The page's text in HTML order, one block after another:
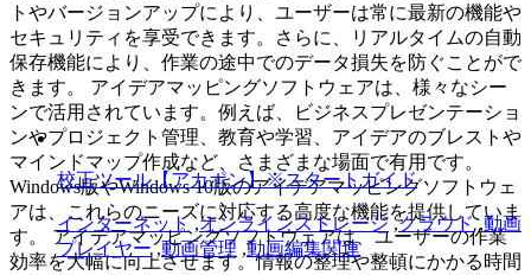
トやバージョンアップにより、ユーザーは常に最新の機能や
セキュリティを享受できます。さらに、リアルタイムの自動
保存機能により、作業の途中でのデータ損失を防ぐことがで
きます。 アイデアマッピングソフトウェアは、様々なシー
ンで活用されています。例えば、ビジネスプレゼンテーショ
ンやプロジェクト管理、教育や学習、アイデアのブレストや
マインドマップ作成など、さまざまな場面で有用です。
Windows版やWindows 10版のアイデアマッピングソフトウェ
アは、これらのニーズに対応する高度な機能を提供していま
す。 アイデアマッピングソフトウェアは、ユーザーの作業
効率を大幅に向上させます。情報の整理や整頓にかかる時間
校正ツール【アカポン】※スタートガイド
インターネット ,オンラインストレージ ,クラウド,動画
プレイヤー,動画管理 ,動画編集関連